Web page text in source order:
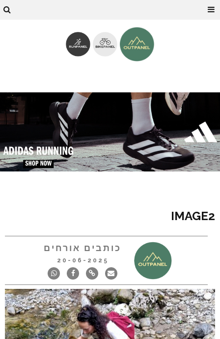
IMAGE2
כותבים אורחים
20-06-2025